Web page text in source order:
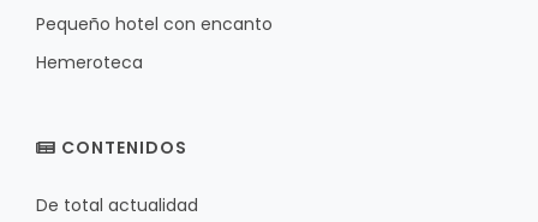
Pequeño hotel con encanto
Hemeroteca
CONTENIDOS
De total actualidad